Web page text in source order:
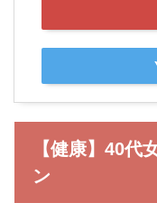
【健康】40代
ン